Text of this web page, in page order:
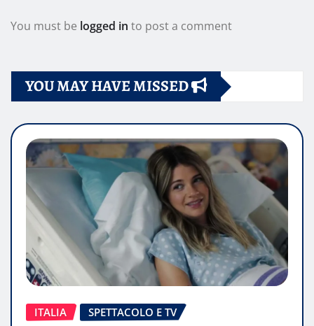
You must be logged in to post a comment
YOU MAY HAVE MISSED
ITALIA SPETTACOLO E TV